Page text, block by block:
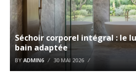
Séchoir corporel intégral : le
bain adaptée
BYADMIN6 30 MAI 2026